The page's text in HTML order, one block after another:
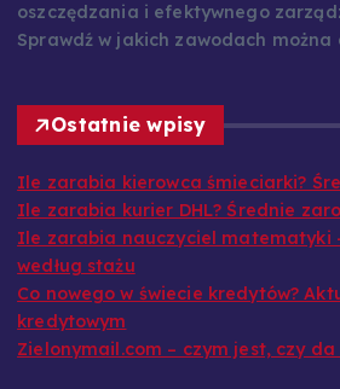
oszczędzania i efektywnego
Sprawdź w jakich zawodach
Ostatnie wpisy
Ile zarabia kierowca śmieciarki?
Ile zarabia kurier DHL? Średnie
Ile zarabia nauczyciel matematyki
według stażu
Co nowego w świecie kredytów?
kredytowym
Zielonymail.com – czym jest, czy da